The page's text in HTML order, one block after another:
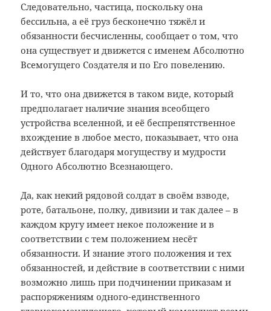
Следовательно, частица, поскольку она
бессильна, а её груз бесконечно тяжёл и
обязанности бесчисленны, сообщает о том, что
она существует и движется с именем Абсолютно
Всемогущего Создателя и по Его повелению.
И то, что она движется в таком виде, который
предполагает наличие знания всеобщего
устройства вселенной, и её беспрепятственное
вхождение в любое место, показывает, что она
действует благодаря могуществу и мудрости
Одного Абсолютно Всезнающего.
Да, как некий рядовой солдат в своём взводе,
роте, батальоне, полку, дивизии и так далее – в
каждом кругу имеет некое положение и в
соответствии с тем положением несёт
обязанности. И знание этого положения и тех
обязанностей, и действие в соответствии с ними
возможно лишь при подчинении приказам и
распоряжениям одного-единственного